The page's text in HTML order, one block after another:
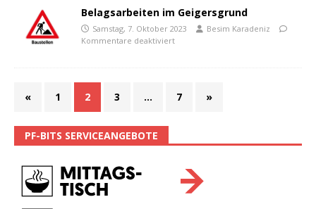
Belagsarbeiten im Geigersgrund
Samstag, 7. Oktober 2023
Besim Karadeniz
Kommentare deaktiviert
« 1 2 3 … 7 »
PF-BITS SERVICEANGEBOTE